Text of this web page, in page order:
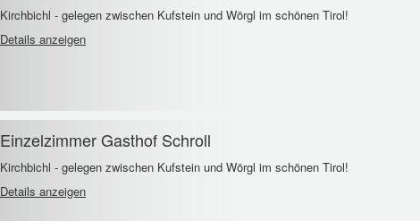
Kirchbichl - gelegen zwischen Kufstein und Wörgl im schönen Tirol!
Details anzeigen
Einzelzimmer Gasthof Schroll
Kirchbichl - gelegen zwischen Kufstein und Wörgl im schönen Tirol!
Details anzeigen